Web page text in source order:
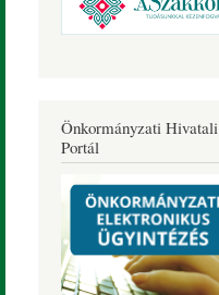
Önkormányzati Hivatali
Portál